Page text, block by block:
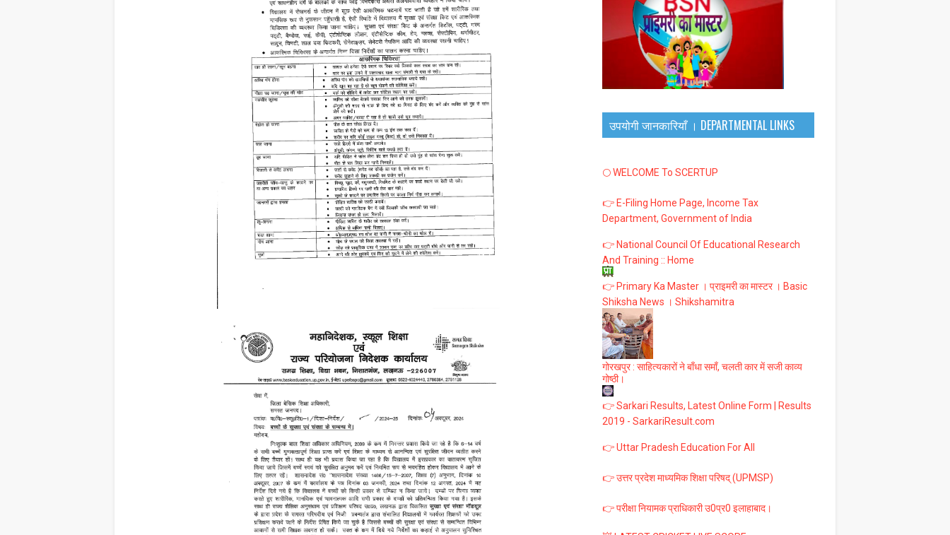
उपयोगी जानकारियाँ । DEPARTMENTAL LINKS
🌕 WELCOME To SCERTUP
👉 E-Filing Home Page, Income Tax
Department, Government of India
👉 National Council Of Educational Research
And Training :: Home
👉 Primary Ka Master । प्राइमरी का मास्टर । Basic
Shiksha News । Shikshamitra
गोरखपुर : साहित्यकारों ने बाँधा समाँ, चलती कार में सजी काव्य
गोष्ठी।
👉 Sarkari Results, Latest Online Form | Results
2019 - SarkariResult.com
👉 Uttar Pradesh Education For All
👉 उत्तर प्रदेश माध्यमिक शिक्षा परिषद् (UPMSP)
👉 परीक्षा नियामक प्राधिकारी उ0प्र0 इलाहाबाद।